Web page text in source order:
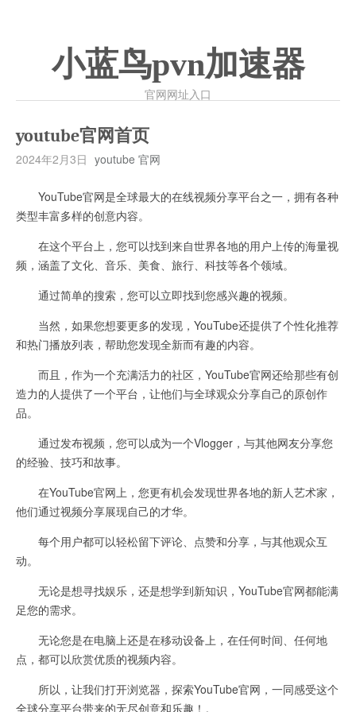
小蓝鸟pvn加速器
官网网址入口
youtube官网首页
2024年2月3日 youtube 官网
YouTube官网是全球最大的在线视频分享平台之一，拥有各种
类型丰富多样的创意内容。
在这个平台上，您可以找到来自世界各地的用户上传的海量视
频，涵盖了文化、音乐、美食、旅行、科技等各个领域。
通过简单的搜索，您可以立即找到您感兴趣的视频。
当然，如果您想要更多的发现，YouTube还提供了个性化推荐
和热门播放列表，帮助您发现全新而有趣的内容。
而且，作为一个充满活力的社区，YouTube官网还给那些有创
造力的人提供了一个平台，让他们与全球观众分享自己的原创作
品。
通过发布视频，您可以成为一个Vlogger，与其他网友分享您
的经验、技巧和故事。
在YouTube官网上，您更有机会发现世界各地的新人艺术家，
他们通过视频分享展现自己的才华。
每个用户都可以轻松留下评论、点赞和分享，与其他观众互
动。
无论是想寻找娱乐，还是想学到新知识，YouTube官网都能满
足您的需求。
无论您是在电脑上还是在移动设备上，在任何时间、任何地
点，都可以欣赏优质的视频内容。
所以，让我们打开浏览器，探索YouTube官网，一同感受这个
全球分享平台带来的无尽创意和乐趣！。